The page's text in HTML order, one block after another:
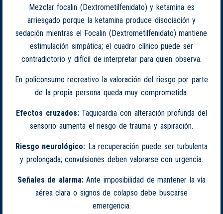
Mezclar focalin (Dextrometilfenidato) y ketamina es
arriesgado porque la ketamina produce disociación y
sedación mientras el Focalin (Dextrometilfenidato) mantiene
estimulación simpática; el cuadro clínico puede ser
contradictorio y difícil de interpretar para quien observa.
En policonsumo recreativo la valoración del riesgo por parte
de la propia persona queda muy comprometida.
Efectos cruzados:Taquicardia con alteración profunda del
sensorio aumenta el riesgo de trauma y aspiración.
Riesgo neurológico: La recuperación puede ser turbulenta
y prolongada; convulsiones deben valorarse con urgencia.
Señales de alarma:Ante imposibilidad de mantener la vía
aérea clara o signos de colapso debe buscarse
emergencia.